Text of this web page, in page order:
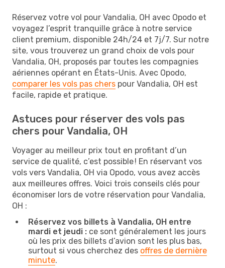
Réservez votre vol pour Vandalia, OH avec Opodo et
voyagez l’esprit tranquille grâce à notre service
client premium, disponible 24h/24 et 7j/7. Sur notre
site, vous trouverez un grand choix de vols pour
Vandalia, OH, proposés par toutes les compagnies
aériennes opérant en États-Unis. Avec Opodo,
comparer les vols pas chers pour Vandalia, OH est
facile, rapide et pratique.
Astuces pour réserver des vols pas
chers pour Vandalia, OH
Voyager au meilleur prix tout en profitant d’un
service de qualité, c’est possible ! En réservant vos
vols vers Vandalia, OH via Opodo, vous avez accès
aux meilleures offres. Voici trois conseils clés pour
économiser lors de votre réservation pour Vandalia,
OH :
Réservez vos billets à Vandalia, OH entre
mardi et jeudi : ce sont généralement les jours
où les prix des billets d’avion sont les plus bas,
surtout si vous cherchez des offres de dernière
minute.